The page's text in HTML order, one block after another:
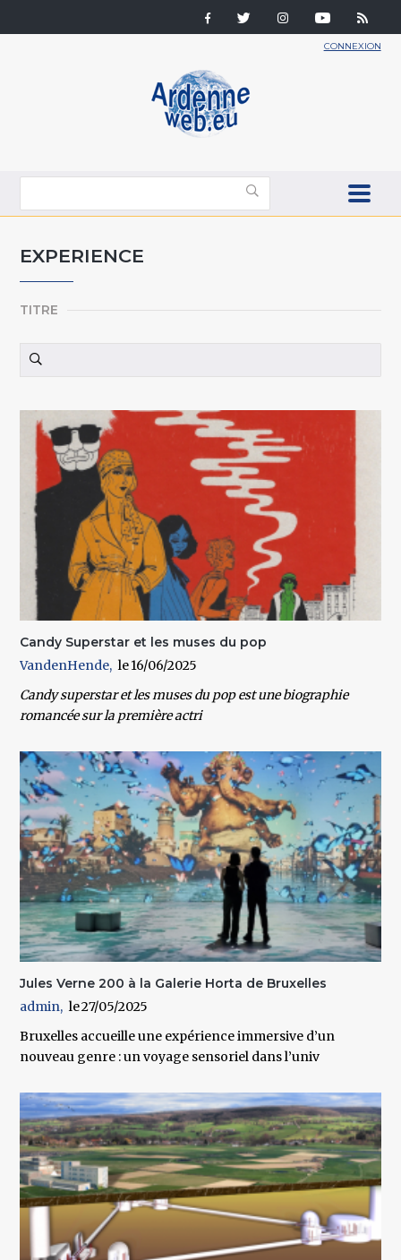
CONNEXION
EXPERIENCE
TITRE
Candy Superstar et les muses du pop
VandenHende
16/06/2025
Candy superstar et les muses du pop est une biographie
romancée sur la première actri
Jules Verne 200 à la Galerie Horta de Bruxelles
admin
27/05/2025
Bruxelles accueille une expérience immersive d’un
nouveau genre : un voyage sensoriel dans l’univ